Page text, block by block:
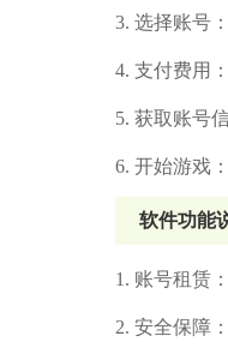
3. 选择账号
4. 支付费用
5. 获取账号
6. 开始游戏
软件功能
1. 账号租赁
2. 安全保障